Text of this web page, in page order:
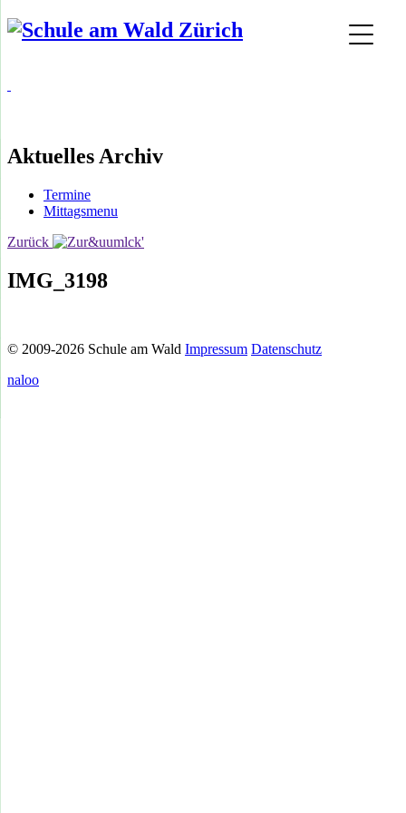
Aktuelles Archiv
Termine
Mittagsmenu
Zurück
IMG_3198
© 2009-2026 Schule am Wald Impressum Datenschutz
naloo